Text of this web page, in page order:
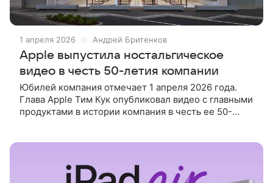
1 апреля 2026 Андрей Бритенков
Apple выпустила ностальгическое
видео в честь 50-летия компании
Юбилей компания отмечает 1 апреля 2026 года.
Глава Apple Тим Кук опубликовал видео с главными
продуктами в истории компания в честь ее 50-